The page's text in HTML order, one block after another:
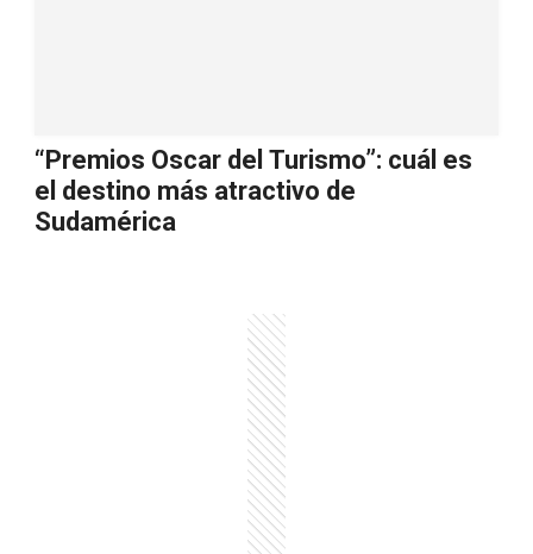
“Premios Oscar del Turismo”: cuál es
el destino más atractivo de
Sudamérica